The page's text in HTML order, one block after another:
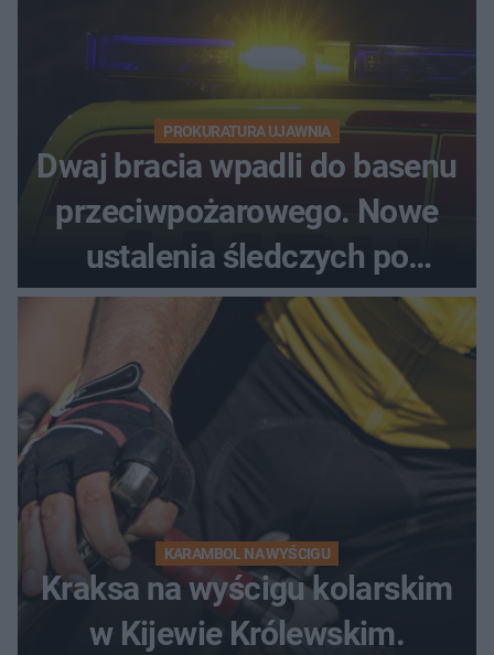
PROKURATURA UJAWNIA
Dwaj bracia wpadli do basenu
przeciwpożarowego. Nowe
ustalenia śledczych po
dramatycznej akcji
KARAMBOL NA WYŚCIGU
Kraksa na wyścigu kolarskim
w Kijewie Królewskim.